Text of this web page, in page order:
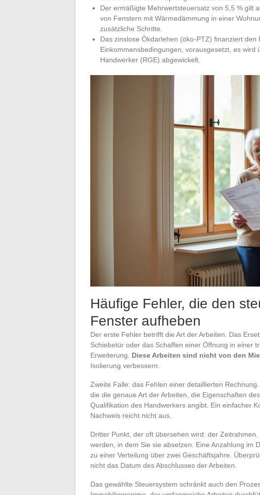
Der ermäßigte Mehrwertsteuersatz von 5,5 % gilt
von Fenstern mit Wärmedämmung in einer
zusätzliche Schritte.
Das zinslose Ökdarlehen (öko-PTZ) finanziert
Einkommensbedingungen, vorausgesetzt, es
Handwerker (RGE) abgewickelt.
Häufige Fehler, die den
Fenster aufheben
Der erste Fehler betrifft die Art der Arbeiten. Das
Schiebetür oder das Schaffen einer Öffnung in einer
Erweiterung. Diese Arbeiten sind nicht von den
Isolierung verbessern.
Zweite Falle: das Fehlen einer detaillierten
die die genaue Art der Arbeiten, die Eigenschaften
Qualifikation des Handwerkers angibt. Ein einfacher
Nachweis reicht nicht aus.
Dritter Punkt, der oft übersehen wird: der
werden, in dem Sie sie absetzen. Eine Anzahlung im
zu einer Verteilung über zwei Geschäftsjahre.
nicht das Datum des Abschlusses der Arbeiten.
Das gewählte Steuersystem schränkt auch den